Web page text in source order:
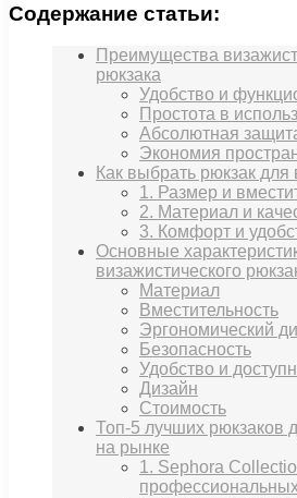
Содержание статьи:
Преимущества
рюкзака
Удобство и
Простота в
Абсолютная
Экономия
Как выбрать рюкзак для
1. Размер и
2. Материал и
3. Комфорт и
Основные
визажистического
Материал
Вместительность
Эргономический
Безопасность
Удобство и
Дизайн
Стоимость
Топ-5 лучших рюкзаков
на рынке
1. Sephora